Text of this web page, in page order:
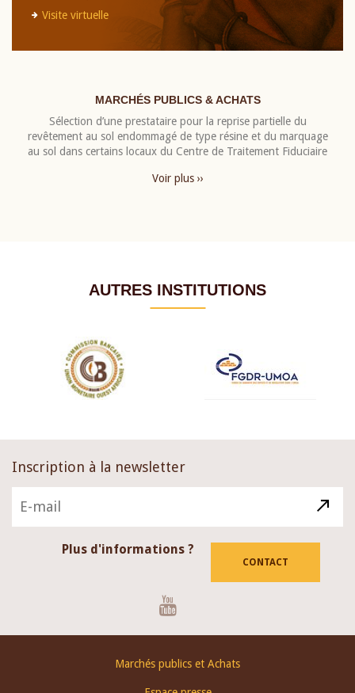
Visite virtuelle
MARCHÉS PUBLICS & ACHATS
Sélection d’une prestataire pour la reprise partielle du
revêtement au sol endommagé de type résine et du marquage
au sol dans certains locaux du Centre de Traitement Fiduciaire
Voir plus ››
AUTRES INSTITUTIONS
Inscription à la newsletter
Plus d'informations ?
CONTACT
Marchés publics et Achats